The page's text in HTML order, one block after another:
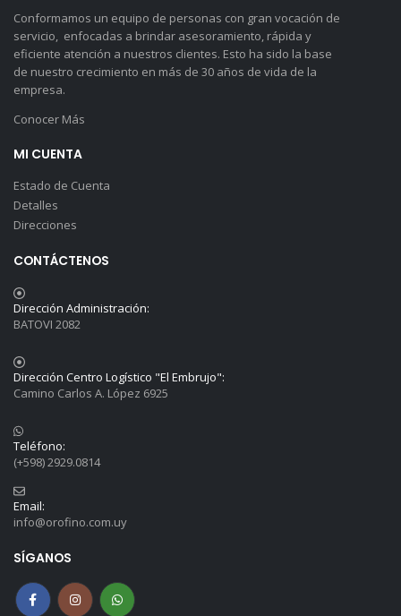
Conformamos un equipo de personas con gran vocación de
servicio, enfocadas a brindar asesoramiento, rápida y
eficiente atención a nuestros clientes. Esto ha sido la base
de nuestro crecimiento en más de 30 años de vida de la
empresa.
Conocer Más
MI CUENTA
Estado de Cuenta
Detalles
Direcciones
CONTÁCTENOS
Dirección Administración:
BATOVI 2082
Dirección Centro Logístico "El Embrujo":
Camino Carlos A. López 6925
Teléfono:
(+598) 2929.0814
Email:
info@orofino.com.uy
SÍGANOS